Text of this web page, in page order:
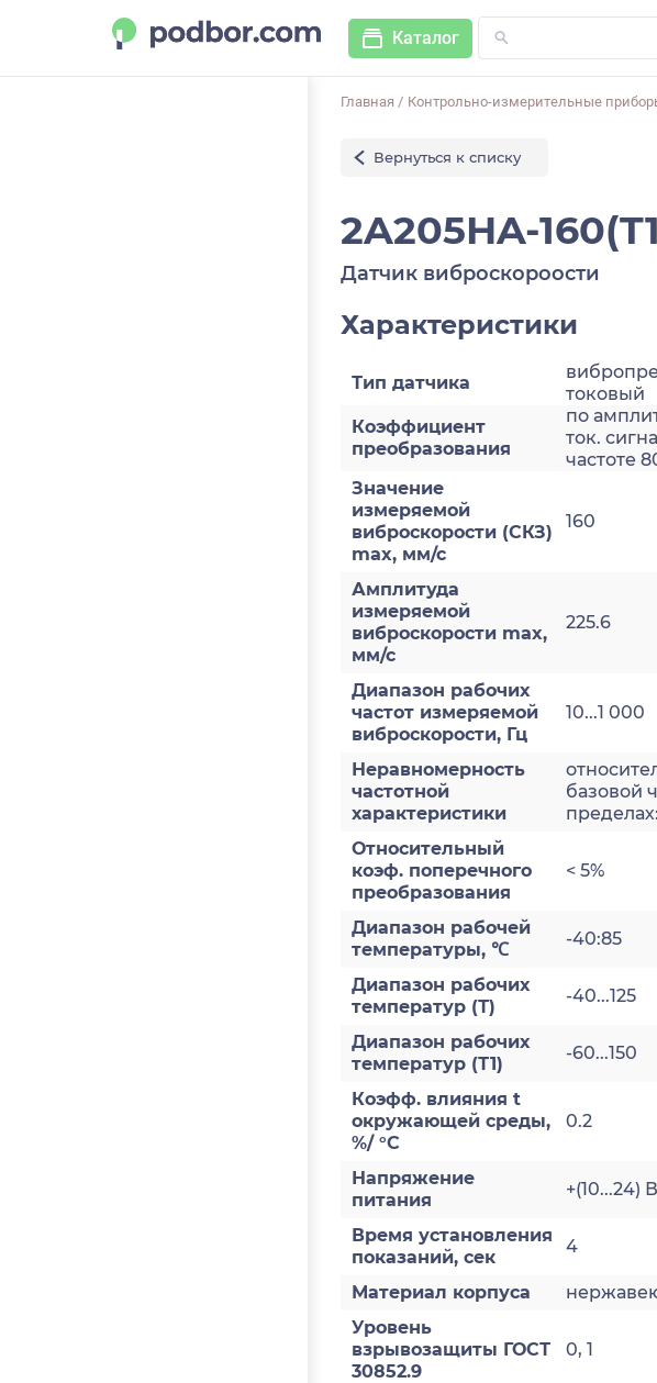
Каталог
Главная / Контрольно-измерительные
Вернуться к списку
2A205HA-
Датчик виброскороости
Характеристики
Тип датчика
токовый
Коэффициент
преобразования
по
ток.
частоте
Значение
измеряемой
виброскорости (СКЗ)
max, мм/с
160
Амплитуда
измеряемой
виброскорости max,
мм/с
225.6
Диапазон рабочих
частот измеряемой
виброскорости, Гц
10...1 000
Неравномерность
частотной
характеристики
базовой
Относительный
коэф. поперечного
преобразования
< 5%
Диапазон рабочей
температуры, ℃
-40:85
Диапазон рабочих
температур (Т)
-40...125
Диапазон рабочих
температур (Т1)
-60...150
Коэфф. влияния t
окружающей среды,
%/ °С
0.2
Напряжение
питания
+(10...24) В
Время установления
показаний, сек
4
Материал корпуса
Уровень
взрывозащиты ГОСТ
30852.9
0, 1